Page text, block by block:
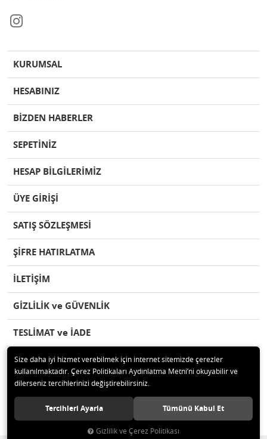
KURUMSAL
HESABINIZ
BİZDEN HABERLER
SEPETİNİZ
HESAP BİLGİLERİMİZ
ÜYE GİRİŞİ
SATIŞ SÖZLEŞMESİ
ŞİFRE HATIRLATMA
İLETİŞİM
GİZLİLİK ve GÜVENLİK
TESLİMAT ve İADE
© 2020 herseypazari.com Tüm hakları saklıdır.
Size daha iyi hizmet verebilmek için internet sitemizde çerezler
kullanılmaktadır. Çerez Politikaları Aydınlatma Metni’ni okuyabilir ve
dilerseniz tercihlerinizi değiştirebilirsiniz.
Tercihleri Ayarla Tümünü Kabul Et
Gizlilik ve Çerez Politikası